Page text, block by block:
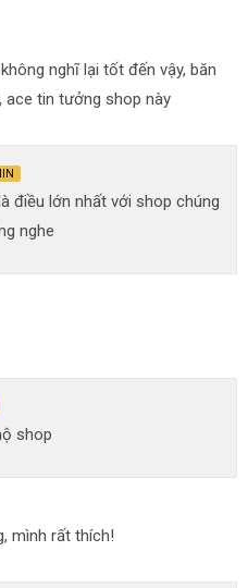
nghĩ lại tốt đến vậy, băn
ace tin tưởng shop này
điều lớn nhất với shop chúng
nghe
shop
mình rất thích!